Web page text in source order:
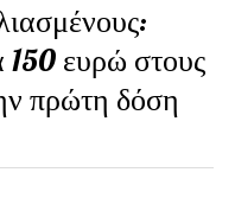
ευρώ στους
πρώτη δόση